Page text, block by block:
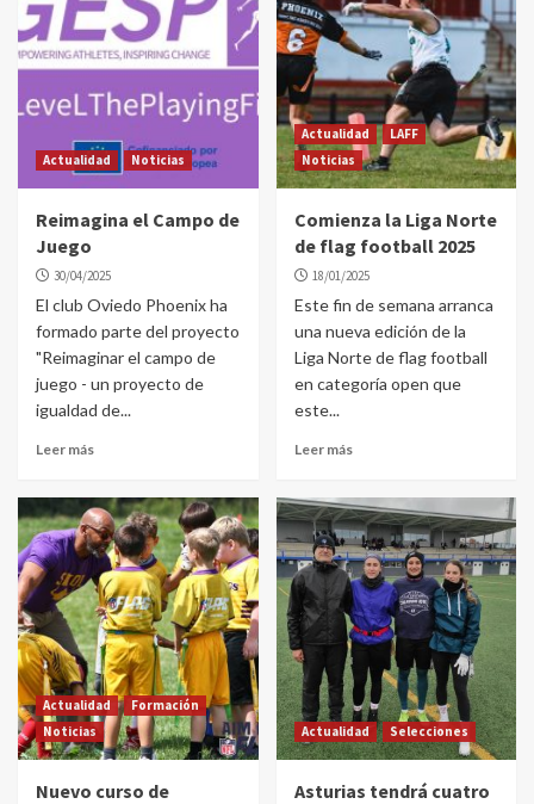
Actualidad Noticias
Reimagina el Campo de
Juego
30/04/2025
El club Oviedo Phoenix ha
formado parte del proyecto
"Reimaginar el campo de
juego - un proyecto de
igualdad de...
Leer más
Actualidad
LAFF
Noticias
Comienza la Liga Norte
de flag football 2025
18/01/2025
Este fin de semana arranca
una nueva edición de la
Liga Norte de flag football
en categoría open que
este...
Leer más
Actualidad
Formación
Noticias
Nuevo curso de
Actualidad Selecciones
Asturias tendrá cuatro